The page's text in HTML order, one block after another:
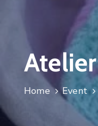
Home Event